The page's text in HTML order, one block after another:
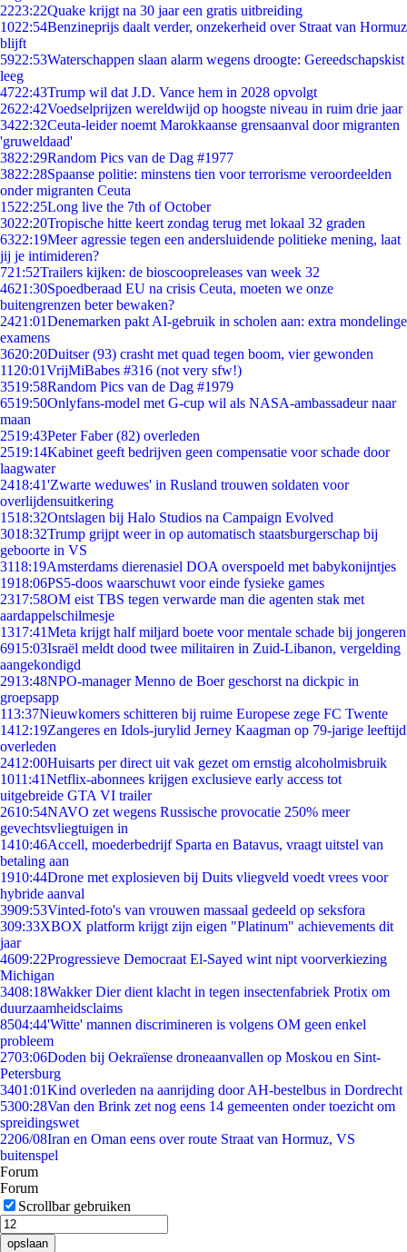
2223:22Quake krijgt na 30 jaar een gratis uitbreiding
1022:54Benzineprijs daalt verder, onzekerheid over Straat van Hormuz
blijft
5922:53Waterschappen slaan alarm wegens droogte: Gereedschapskist
leeg
4722:43Trump wil dat J.D. Vance hem in 2028 opvolgt
2622:42Voedselprijzen wereldwijd op hoogste niveau in ruim drie jaar
3422:32Ceuta-leider noemt Marokkaanse grensaanval door migranten
'gruweldaad'
3822:29Random Pics van de Dag #1977
3822:28Spaanse politie: minstens tien voor terrorisme veroordeelden
onder migranten Ceuta
1522:25Long live the 7th of October
3022:20Tropische hitte keert zondag terug met lokaal 32 graden
6322:19Meer agressie tegen een andersluidende politieke mening, laat
jij je intimideren?
721:52Trailers kijken: de bioscoopreleases van week 32
4621:30Spoedberaad EU na crisis Ceuta, moeten we onze
buitengrenzen beter bewaken?
2421:01Denemarken pakt AI-gebruik in scholen aan: extra mondelinge
examens
3620:20Duitser (93) crasht met quad tegen boom, vier gewonden
11 20:01VrijMiBabes #316 (not very sfw!)
3519:58Random Pics van de Dag #1979
6519:50Onlyfans-model met G-cup wil als NASA-ambassadeur naar
maan
2519:43Peter Faber (82) overleden
2519:14Kabinet geeft bedrijven geen compensatie voor schade door
laagwater
2418:41'Zwarte weduwes' in Rusland trouwen soldaten voor
overlijdensuitkering
1518:32Ontslagen bij Halo Studios na Campaign Evolved
3018:32Trump grijpt weer in op automatisch staatsburgerschap bij
geboorte in VS
3118:19Amsterdams dierenasiel DOA overspoeld met babykonijntjes
1918:06PS5-doos waarschuwt voor einde fysieke games
2317:58OM eist TBS tegen verwarde man die agenten stak met
aardappelschilmesje
1317:41Meta krijgt half miljard boete voor mentale schade bij jongeren
6915:03Israël meldt dood twee militairen in Zuid-Libanon, vergelding
aangekondigd
2913:48NPO-manager Menno de Boer geschorst na dickpic in
groepsapp
113:37Nieuwkomers schitteren bij ruime Europese zege FC Twente
1412:19Zangeres en Idols-jurylid Jerney Kaagman op 79-jarige leeftijd
overleden
2412:00Huisarts per direct uit vak gezet om ernstig alcoholmisbruik
1011:41Netflix-abonnees krijgen exclusieve early access tot
uitgebreide GTA VI trailer
2610:54NAVO zet wegens Russische provocatie 250% meer
gevechtsvliegtuigen in
1410:46Accell, moederbedrijf Sparta en Batavus, vraagt uitstel van
betaling aan
1910:44Drone met explosieven bij Duits vliegveld voedt vrees voor
hybride aanval
3909:53Vinted-foto's van vrouwen massaal gedeeld op seksfora
309:33XBOX platform krijgt zijn eigen "Platinum" achievements dit
jaar
4609:22Progressieve Democraat El-Sayed wint nipt voorverkiezing
Michigan
3408:18Wakker Dier dient klacht in tegen insectenfabriek Protix om
duurzaamheidsclaims
8504:44'Witte' mannen discrimineren is volgens OM geen enkel
probleem
2703:06Doden bij Oekraïense droneaanvallen op Moskou en Sint-
Petersburg
3401:01Kind overleden na aanrijding door AH-bestelbus in Dordrecht
5300:28Van den Brink zet nog eens 14 gemeenten onder toezicht om
spreidingswet
2206/08Iran en Oman eens over route Straat van Hormuz, VS
buitenspel
Forum
Forum
Scrollbar gebruiken
opslaan